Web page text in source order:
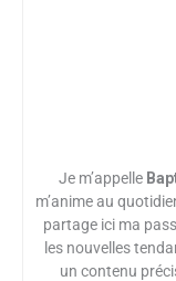
Je m’appelle
m’anime au
partage ici ma
les nouvelles
un contenu